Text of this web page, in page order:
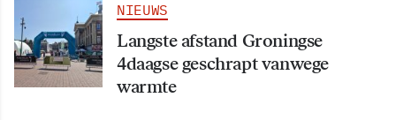
NIEUWS
Langste afstand Groningse
4daagse geschrapt vanwege
warmte